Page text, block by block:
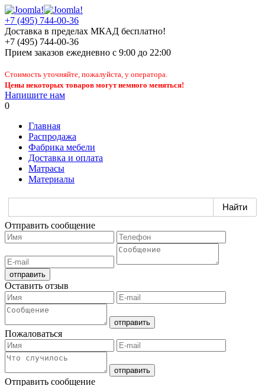
+7 (495) 744-00-36
Доставка в пределах МКАД бесплатно!
+7 (495) 744-00-36
Прием заказов ежедневно с 9:00 до 22:00
Стоимость уточняйте, пожалуйста, у оператора.
Цены некоторых товаров могут немного меняться!
Напишите нам
0
Главная
Распродажа
Фабрика мебели
Доставка и оплата
Матрасы
Материалы
Отправить сообщение
Оставить отзыв
Пожаловаться
Отправить сообщение